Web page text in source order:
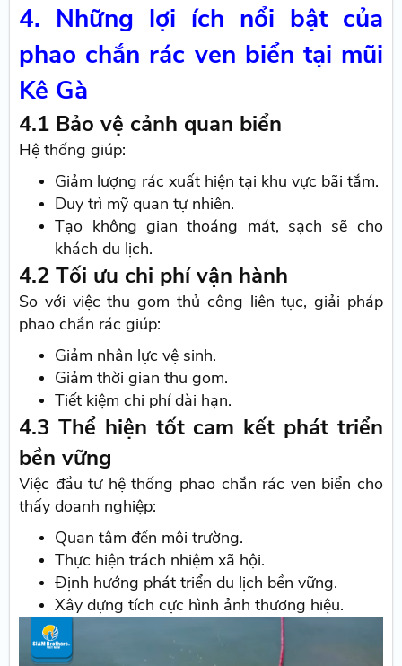
4. Những lợi ích nổi bật của
phao chắn rác ven biển tại mũi
Kê Gà
4.1 Bảo vệ cảnh quan biển
Hệ thống giúp:
Giảm lượng rác xuất hiện tại khu vực bãi tắm.
Duy trì mỹ quan tự nhiên.
Tạo không gian thoáng mát, sạch sẽ cho
khách du lịch.
4.2 Tối ưu chi phí vận hành
So với việc thu gom thủ công liên tục, giải pháp
phao chắn rác giúp:
Giảm nhân lực vệ sinh.
Giảm thời gian thu gom.
Tiết kiệm chi phí dài hạn.
4.3 Thể hiện tốt cam kết phát triển
bền vững
Việc đầu tư hệ thống phao chắn rác ven biển cho
thấy doanh nghiệp:
Quan tâm đến môi trường.
Thực hiện trách nhiệm xã hội.
Định hướng phát triển du lịch bền vững.
Xây dựng tích cực hình ảnh thương hiệu.